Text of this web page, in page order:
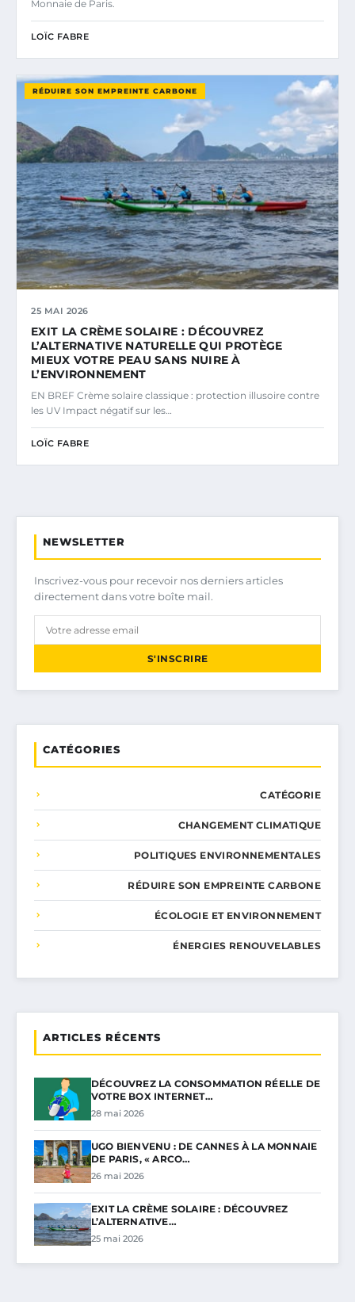
Monnaie de Paris.
LOÏC FABRE
RÉDUIRE SON EMPREINTE CARBONE
25 MAI 2026
EXIT LA CRÈME SOLAIRE : DÉCOUVREZ
L’ALTERNATIVE NATURELLE QUI PROTÈGE
MIEUX VOTRE PEAU SANS NUIRE À
L’ENVIRONNEMENT
EN BREF Crème solaire classique : protection illusoire contre
les UV Impact négatif sur les…
LOÏC FABRE
NEWSLETTER
Inscrivez-vous pour recevoir nos derniers articles
directement dans votre boîte mail.
S'INSCRIRE
CATÉGORIES
CATÉGORIE
CHANGEMENT CLIMATIQUE
POLITIQUES ENVIRONNEMENTALES
RÉDUIRE SON EMPREINTE CARBONE
ÉCOLOGIE ET ENVIRONNEMENT
ÉNERGIES RENOUVELABLES
ARTICLES RÉCENTS
DÉCOUVREZ LA CONSOMMATION RÉELLE DE
VOTRE BOX INTERNET…
28 mai 2026
UGO BIENVENU : DE CANNES À LA MONNAIE
DE PARIS, « ARCO…
26 mai 2026
EXIT LA CRÈME SOLAIRE : DÉCOUVREZ
L’ALTERNATIVE…
25 mai 2026